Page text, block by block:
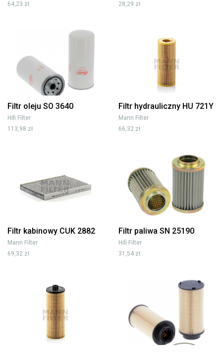
64,23 zł
28,29 zł
Filtr oleju SO 3640
Hifi Filter
113,98 zł
Filtr hydrauliczny HU 721Y
Mann Filter
66,32 zł
Filtr kabinowy CUK 2882
Mann Filter
69,32 zł
Filtr paliwa SN 25190
Hifi Filter
31,54 zł